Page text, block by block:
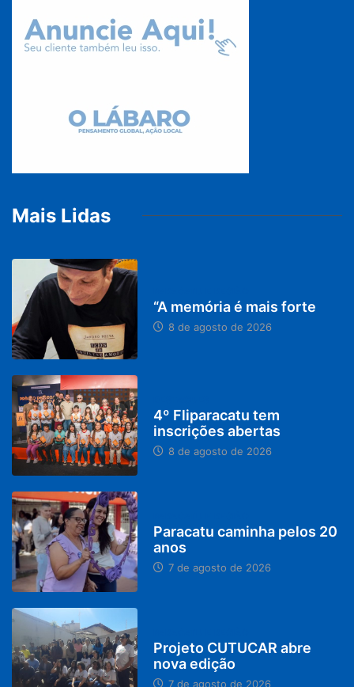
Mais Lidas
“A memória é mais forte
8 de agosto de 2026
4º Fliparacatu tem
inscrições abertas
8 de agosto de 2026
Paracatu caminha pelos 20
anos
7 de agosto de 2026
Projeto CUTUCAR abre
nova edição
7 de agosto de 2026